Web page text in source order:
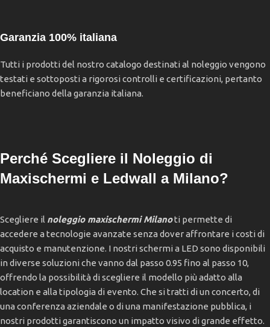
Garanzia 100% italiana
Tutti i prodotti del nostro catalogo destinati al noleggio vengono
testati e sottoposti a rigorosi controlli e certificazioni, pertanto
beneficiano della garanzia italiana.
Perché Scegliere il Noleggio di
Maxischermi e Ledwall a Milano?
Scegliere il noleggio maxischermi Milanoti permette di
accedere a tecnologie avanzate senza dover affrontare i costi di
acquisto e manutenzione. I nostri schermi a LED sono disponibili
in diverse soluzioni che vanno dal passo 0.95 fino al passo 10,
offrendo la possibilità di scegliere il modello più adatto alla
location e alla tipologia di evento. Che si tratti di un concerto, di
una conferenza aziendale o di una manifestazione pubblica, i
nostri prodotti garantiscono un impatto visivo di grande effetto.